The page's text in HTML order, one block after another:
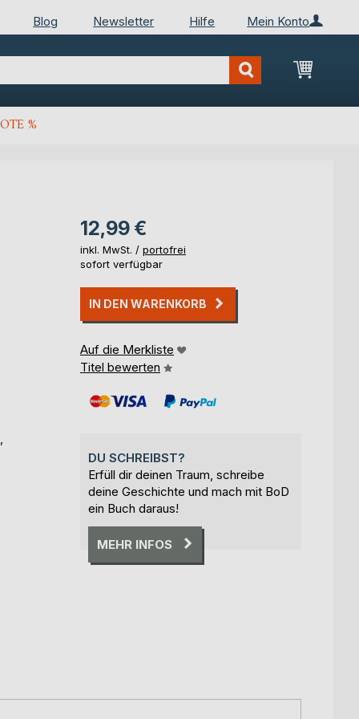
Mein Konto
Blog Newsletter Hilfe
Mein
%
12,99 €
inkl. MwSt. / portofrei
sofort verfügbar
IN DEN WARENKORB
Auf die Merkliste
Titel bewerten
DU SCHREIBST?
Erfüll dir deinen Traum, schreibe
deine Geschichte und mach mit BoD
ein Buch daraus!
MEHR INFOS